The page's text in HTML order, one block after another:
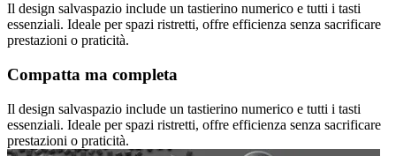
Il design salvaspazio include un tastierino numerico e tutti i tasti
essenziali. Ideale per spazi ristretti, offre efficienza senza sacrificare
prestazioni o praticità.
Compatta ma completa
Il design salvaspazio include un tastierino numerico e tutti i tasti
essenziali. Ideale per spazi ristretti, offre efficienza senza sacrificare
prestazioni o praticità.